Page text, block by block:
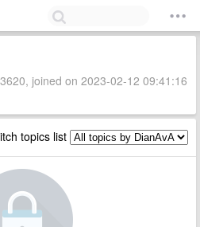
joined on 2023-02-12 09:41:16
topics list